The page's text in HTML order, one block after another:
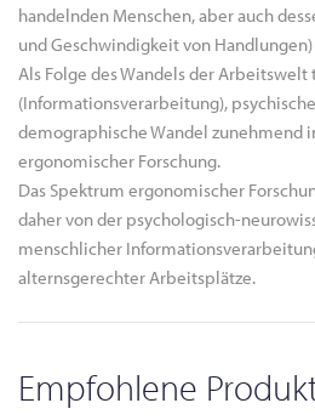
handelnden Menschen, aber auch
und Geschwindigkeit von
Als Folge des Wandels der
(Informationsverarbeitung),
demographische Wandel zunehmend
ergonomischer Forschung.
Das Spektrum ergonomischer
daher von der psychologisch-
menschlicher
alternsgerechter Arbeitsplätze.
Empfohlene